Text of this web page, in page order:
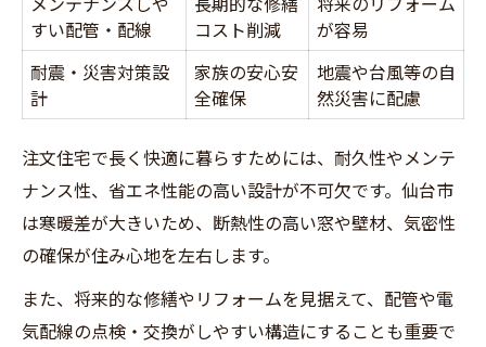
すい配管・配線
コスト削減
が容易
耐震・災害対策設
計
家族の安心安
全確保
地震や台風等の自
然災害に配慮
注文住宅で長く快適に暮らすためには、耐久性やメンテ
ナンス性、省エネ性能の高い設計が不可欠です。仙台市
は寒暖差が大きいため、断熱性の高い窓や壁材、気密性
の確保が住み心地を左右します。
また、将来的な修繕やリフォームを見据えて、配管や電
気配線の点検・交換がしやすい構造にすることも重要で